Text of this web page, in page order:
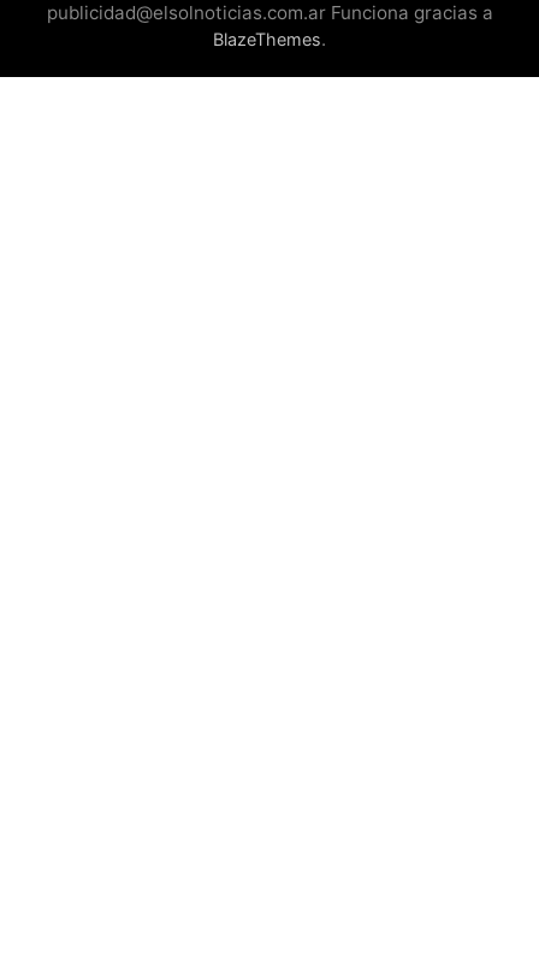
publicidad@elsolnoticias.com.ar Funciona gracias a
BlazeThemes.